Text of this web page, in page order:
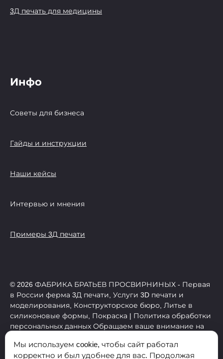
3Д печать для медицины
Инфо
Советы для бизнеса
Гайды и инструкции
Наши кейсы
Интервью и мнения
Примеры 3Д печати
© 2026 ФАБРИКА БРАТЬЕВ ПРОСВИРНИНЫХ - Первая
в России ферма 3Д печати, Услуги 3D печати и
моделирования, Конструкторское бюро, Литье в
силиконовые формы, Покраска | Политика обработки
персональных данных Обращаем ваше внимание на
информационный характер и ни при каких условиях
Мы используем cookie, чтобы сайт работал
корректно и был удобнее для вас. Продолжая